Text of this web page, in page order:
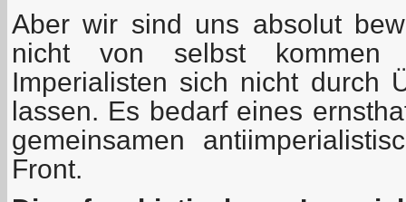
Aber wir sind uns absolut
nicht von selbst
Imperialisten sich nicht durch
lassen. Es bedarf eines
gemeinsamen
Front.